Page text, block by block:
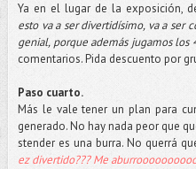
Ya en el lugar de la exposición,
esto va a ser divertidísimo, va a ser
genial, porque además jugamos los
comentarios. Pida descuento por
Paso cuarto.
Más le vale tener un plan para
generado. No hay nada peor que
stender es una burra. No querrá
ez divertido??? Me